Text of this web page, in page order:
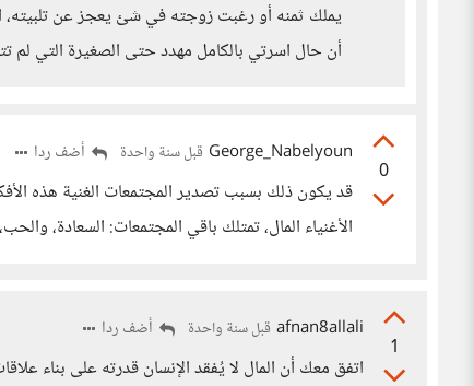
يملك ثمنه أو رغبت زوجته في شئ يعجز عن
أن حال اسرتي بالكامل مهدد حتى الصغيرة التي لم
0
George_Nabelyoun قبل سنة واحدة أضف ردا
قد يكون ذلك بسبب تصدير المجتمعات الغنية هذه
الأغنياء المال، تمتلك باقي المجتمعات: السعادة،
1
afnan8allali قبل سنة واحدة أضف ردا
اتفق معك أن المال لا يُفقد الإنسان قدرته على بناء